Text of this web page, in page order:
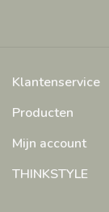
Klantenservice
Producten
Mijn account
THINKSTYLE